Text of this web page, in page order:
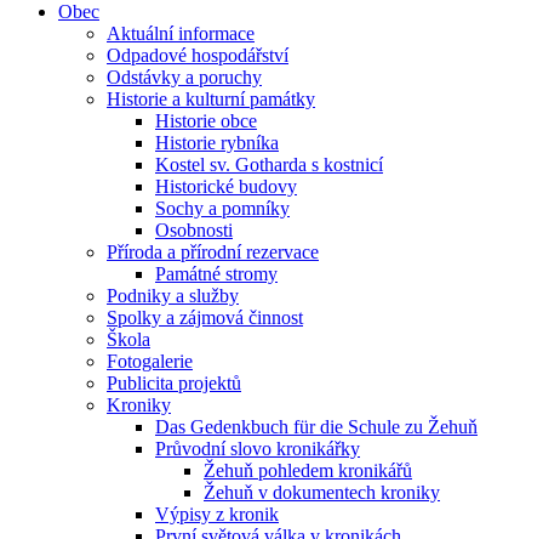
Obec
Aktuální informace
Odpadové hospodářství
Odstávky a poruchy
Historie a kulturní památky
Historie obce
Historie rybníka
Kostel sv. Gotharda s kostnicí
Historické budovy
Sochy a pomníky
Osobnosti
Příroda a přírodní rezervace
Památné stromy
Podniky a služby
Spolky a zájmová činnost
Škola
Fotogalerie
Publicita projektů
Kroniky
Das Gedenkbuch für die Schule zu Žehuň
Průvodní slovo kronikářky
Žehuň pohledem kronikářů
Žehuň v dokumentech kroniky
Výpisy z kronik